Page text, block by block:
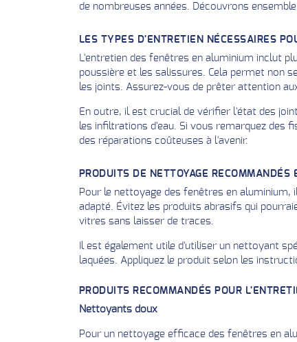
de nombreuses années. Découvrons
LES TYPES D'ENTRETIEN NÉCESSAIRES
L'entretien des fenêtres en aluminium inclut
poussière et les salissures. Cela permet non
les joints. Assurez-vous de prêter attention
En outre, il est crucial de vérifier l'état des
les infiltrations d'eau. Si vous remarquez des
des réparations coûteuses à l'avenir.
PRODUITS DE NETTOYAGE RECOMMANDÉS
Pour le nettoyage des fenêtres en
adapté. Évitez les produits abrasifs qui
vitres sans laisser de traces.
Il est également utile d'utiliser un nettoyant
laquées. Appliquez le produit selon les
PRODUITS RECOMMANDÉS POUR
Nettoyants doux
Pour un nettoyage efficace des fenêtres en